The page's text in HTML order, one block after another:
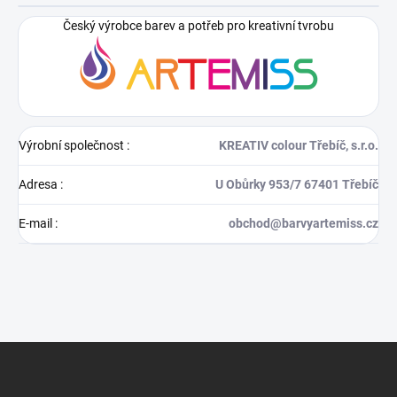
Český výrobce barev a potřeb pro kreativní tvrobu
Výrobní společnost : KREATIV colour Třebíč, s.r.o.
Adresa : U Obůrky 953/7 67401 Třebíč
E-mail : obchod@barvyartemiss.cz